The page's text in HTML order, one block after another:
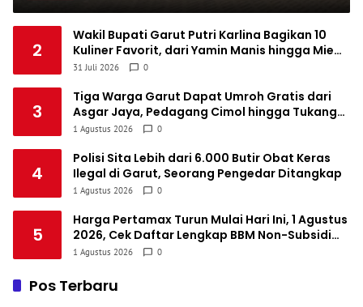
2
Wakil Bupati Garut Putri Karlina Bagikan 10
Kuliner Favorit, dari Yamin Manis hingga Mie
Cirambay Cigedug
31 Juli 2026 0
3
Tiga Warga Garut Dapat Umroh Gratis dari
Asgar Jaya, Pedagang Cimol hingga Tukang
Cukur Tak Kuasa Menahan Haru
1 Agustus 2026 0
4
Polisi Sita Lebih dari 6.000 Butir Obat Keras
Ilegal di Garut, Seorang Pengedar Ditangkap
1 Agustus 2026 0
5
Harga Pertamax Turun Mulai Hari Ini, 1 Agustus
2026, Cek Daftar Lengkap BBM Non-Subsidi
Pertamina
1 Agustus 2026 0
Pos Terbaru